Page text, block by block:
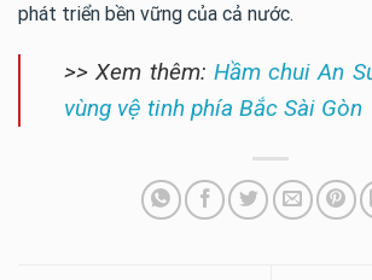
phát triển bền vững của cả nước.
>> Xem thêm: Hầm chui An
vùng vệ tinh phía Bắc Sài Gòn